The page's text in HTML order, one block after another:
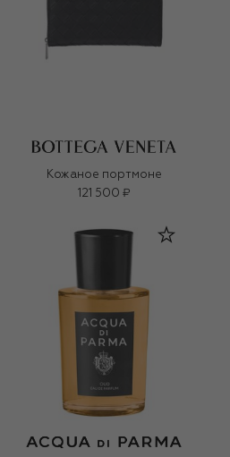
Кожаное портмоне
121 500 ₽